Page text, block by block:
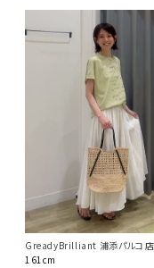
GreadyBrilliant 浦添パルコ店
161cm